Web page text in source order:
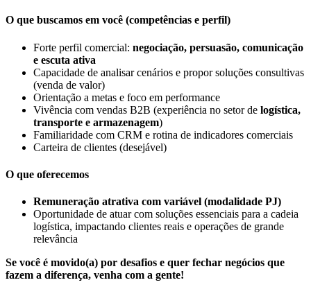
O que buscamos em você (competências e perfil)
Forte perfil comercial: negociação, persuasão, comunicação
e escuta ativa
Capacidade de analisar cenários e propor soluções consultivas
(venda de valor)
Orientação a metas e foco em performance
Vivência com vendas B2B (experiência no setor de logística,
transporte e armazenagem)
Familiaridade com CRM e rotina de indicadores comerciais
Carteira de clientes (desejável)
O que oferecemos
Remuneração atrativa com variável (modalidade PJ)
Oportunidade de atuar com soluções essenciais para a cadeia
logística, impactando clientes reais e operações de grande
relevância
Se você é movido(a) por desafios e quer fechar negócios que
fazem a diferença, venha com a gente!